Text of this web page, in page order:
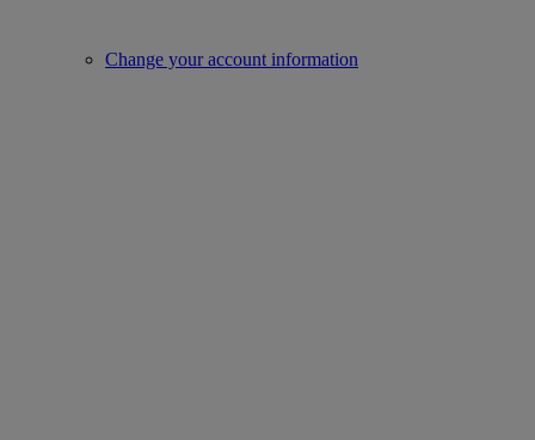
Change your account information